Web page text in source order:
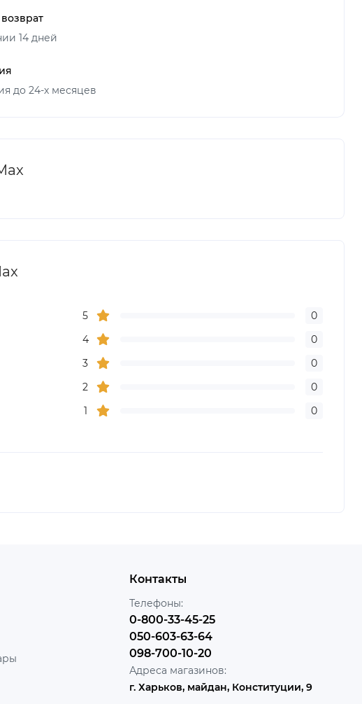
14 дней
до 24-х месяцев
5
0
4
0
3
0
2
0
1
0
Контакты
Телефоны:
0-800-33-45-25
050-603-63-64
098-700-10-20
Адреса магазинов:
г. Харьков, майдан, Конституции, 9